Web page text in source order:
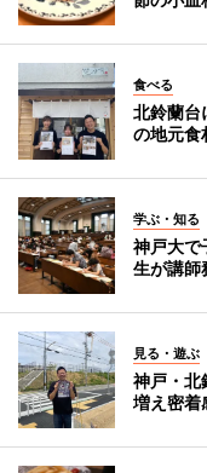
食べる
北鈴蘭
の地元食
学ぶ・知る
神戸大
生が講師
見る・遊ぶ
神戸・北
増え密着